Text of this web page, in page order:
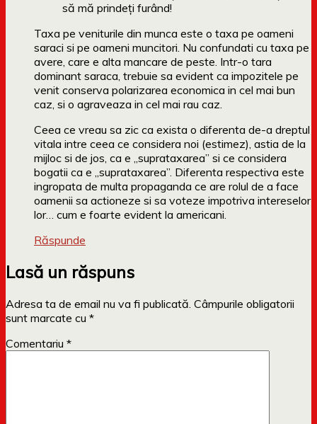
să mă prindeți furând!
Taxa pe veniturile din munca este o taxa pe oameni
saraci si pe oameni muncitori. Nu confundati cu taxa pe
avere, care e alta mancare de peste. Intr-o tara
dominant saraca, trebuie sa evident ca impozitele pe
venit conserva polarizarea economica in cel mai bun
caz, si o agraveaza in cel mai rau caz.
Ceea ce vreau sa zic ca exista o diferenta de-a dreptul
vitala intre ceea ce considera noi (estimez), astia de la
mijloc si de jos, ca e „suprataxarea” si ce considera
bogatii ca e „suprataxarea”. Diferenta respectiva este
ingropata de multa propaganda ce are rolul de a face
oamenii sa actioneze si sa voteze impotriva intereselor
lor… cum e foarte evident la americani.
Răspunde
Lasă un răspuns
Adresa ta de email nu va fi publicată. Câmpurile obligatorii
sunt marcate cu *
Comentariu *